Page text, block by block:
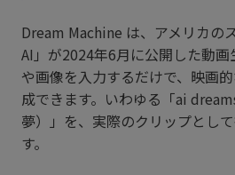
Dream Machine は、アメリカの
AI」が2024年6月に公開した動画
や画像を入力するだけで、映画
成できます。いわゆる「ai
夢）」を、実際のクリップとし
す。